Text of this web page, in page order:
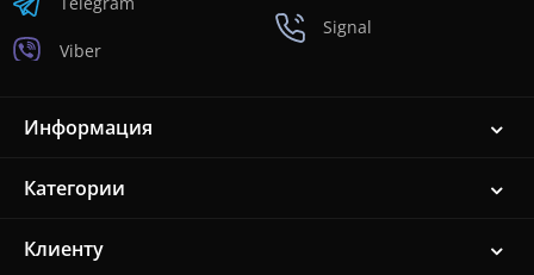
Viber
Signal
Информация
Категории
Клиенту